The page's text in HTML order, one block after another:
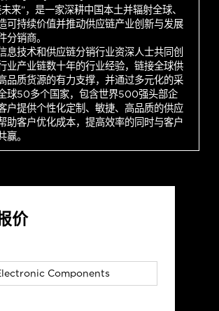
来”，是一家深耕中国本土并辐射全球、
可持续价值并推动供应链产业创新与发展
分销商。
息技术和供应链分销行业资深人士共同创
业产业链数十年的行业经验，链接全球供
品质货源的有力支撑，并通过多元化的采
球50多个国家，包含世界500强头部企
户提供个性化定制、敏捷、高品质的供应
助客户优化成本，提高效率的同时与客户
赢。
价